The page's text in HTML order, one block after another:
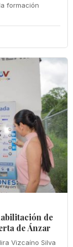
formación
de
de Ánzar
Vizcaíno Silva